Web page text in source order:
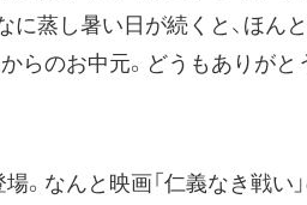
に蒸し暑い日が続くと、ほ
のお中元。どうもありがと
なんと映画「仁義なき戦い